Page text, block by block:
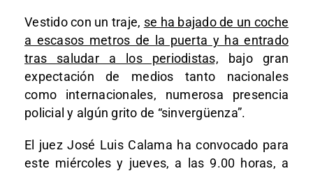
Vestido con un traje, se ha bajado de un coche
a escasos metros de la puerta y ha entrado
tras saludar a los periodistas, bajo gran
expectación de medios tanto nacionales
como internacionales, numerosa presencia
policial y algún grito de “sinvergüenza”.
El juez José Luis Calama ha convocado para
este miércoles y jueves, a las 9.00 horas, a